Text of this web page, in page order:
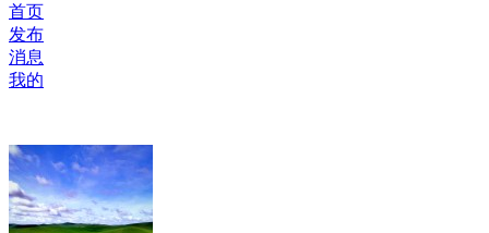
首页
发布
消息
我的